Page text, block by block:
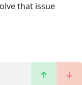
that issue